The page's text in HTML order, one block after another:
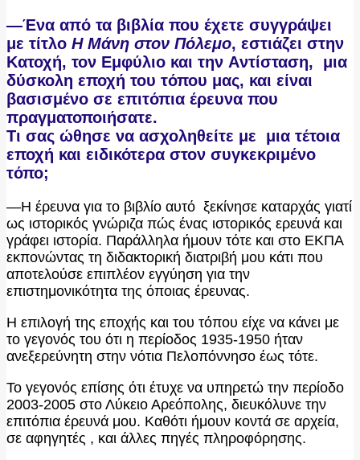
—Ένα από τα βιβλία που έχετε συγγράψει
με τίτλο Η Μάνη στον Πόλεμο, εστιάζει στην
Kατοχή, τον Eμφύλιο και την Aντίσταση, μια
δύσκολη εποχή του τόπου μας, και είναι
βασισμένο σε επιτόπια έρευνα που
πραγματοποιήσατε.
Τι σας ώθησε να ασχοληθείτε με μια τέτοια
εποχή και ειδικότερα στον συγκεκριμένο
τόπο;
—Η έρευνα για το βιβλίο αυτό ξεκίνησε καταρχάς γιατί
ως ιστορικός γνώριζα πώς ένας ιστορικός ερευνά και
γράφει ιστορία. Παράλληλα ήμουν τότε και στο ΕΚΠΑ
εκπονώντας τη διδακτορική διατριβή μου κάτι που
αποτελούσε επιπλέον εγγύηση για την
επιστημονικότητα της όποιας έρευνας.
Η επιλογή της εποχής και του τόπου είχε να κάνει με
το γεγονός του ότι η περίοδος 1935-1950 ήταν
ανεξερεύνητη στην νότια Πελοπόννησο έως τότε.
Το γεγονός επίσης ότι έτυχε να υπηρετώ την περίοδο
2003-2005 στο Λύκειο Αρεόπολης, διευκόλυνε την
επιτόπια έρευνά μου. Καθότι ήμουν κοντά σε αρχεία,
σε αφηγητές , και άλλες πηγές πληροφόρησης.